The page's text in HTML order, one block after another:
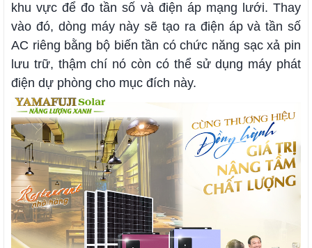
khu vực để đo tần số và điện áp mạng lưới. Thay
vào đó, dòng máy này sẽ tạo ra điện áp và tần số
AC riêng bằng bộ biến tần có chức năng sạc xả pin
lưu trữ, thậm chí nó còn có thể sử dụng máy phát
điện dự phòng cho mục đích này.